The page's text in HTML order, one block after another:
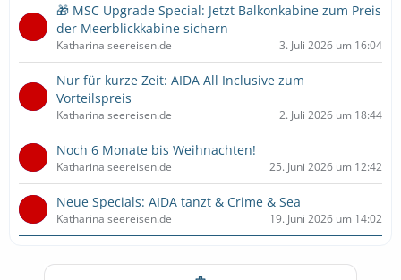
🎁 MSC Upgrade Special: Jetzt Balkonkabine zum Preis
der Meerblickkabine sichern
Katharina seereisen.de 3. Juli 2026 um 16:04
Nur für kurze Zeit: AIDA All Inclusive zum
Vorteilspreis
Katharina seereisen.de 2. Juli 2026 um 18:44
Noch 6 Monate bis Weihnachten!
Katharina seereisen.de 25. Juni 2026 um 12:42
Neue Specials: AIDA tanzt & Crime & Sea
Katharina seereisen.de 19. Juni 2026 um 14:02